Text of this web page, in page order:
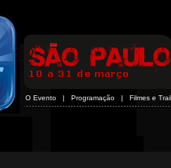
O Evento | Programação | Filmes e